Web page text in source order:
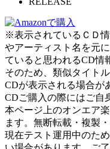
※表示されているＣＤ
やアーティスト名を元
ていると思われるCD情
そのため、類似タイト
CDが表示される場合が
CDご購入の際にはご自
本ページ上のオンエア
ます。無断転載・複製
現在テスト運用中のた